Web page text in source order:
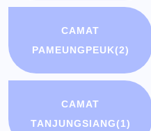
CAMAT
PAMEUNGPEUK(2)
CAMAT
TANJUNGSIANG(1)